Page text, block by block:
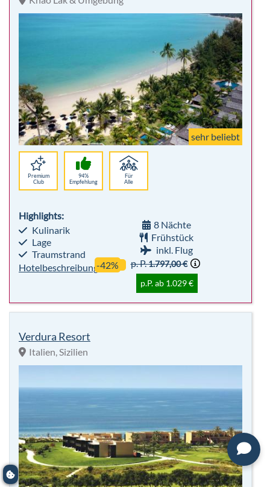
sehr beliebt
Club
94%
Empfehlung
Für
Highlights:
Kulinarik
Lage
Traumstrand
Hotelbeschreibung
8 Nächte
Frühstück
p. P.
Verdura Resort
Italien, Sizilien
5
Sterne
97%
Empfehlung
Für
Alle
Highlights:
7 Nächte